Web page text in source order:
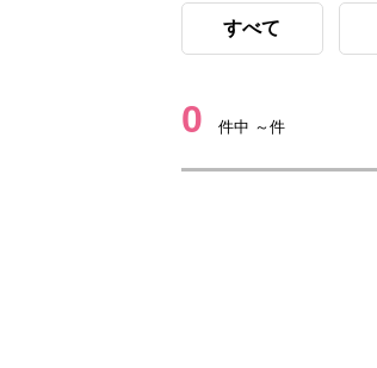
すべて
0 件中 ～件